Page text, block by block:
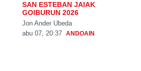
SAN ESTEBAN JAIAK
GOIBURUN 2026
Jon Ander Ubeda
abu 07, 20:37 ANDOAIN